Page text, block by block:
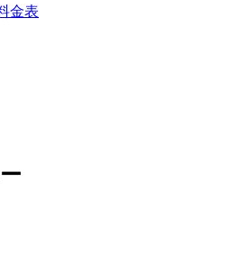
金表